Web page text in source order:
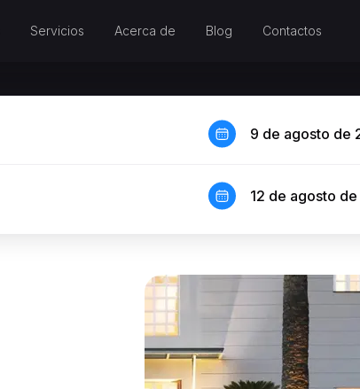
Servicios Acerca de Blog Contactos
9 de agosto de
12 de agosto